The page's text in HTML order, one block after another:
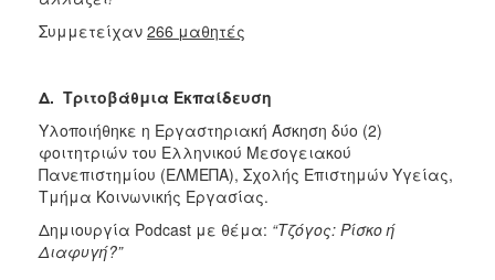
Συμμετείχαν 266 μαθητές
Δ. Τριτοβάθμια Εκπαίδευση
Υλοποιήθηκε η Εργαστηριακή Άσκηση δύο (2)
φοιτητριών του Ελληνικού Μεσογειακού
Πανεπιστημίου (ΕΛΜΕΠΑ), Σχολής Επιστημών Υγείας,
Τμήμα Κοινωνικής Εργασίας.
Δημιουργία Podcast με θέμα: “Τζόγος: Ρίσκο ή
Διαφυγή?”